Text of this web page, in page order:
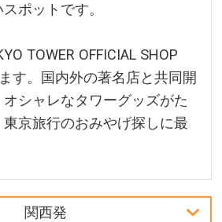
ポットです。
TOWER OFFICIAL SHOP
す。国内外の著名店と共同開
シャレなタワーグッズがた
東京旅行のおみやげ探しに最
関西発